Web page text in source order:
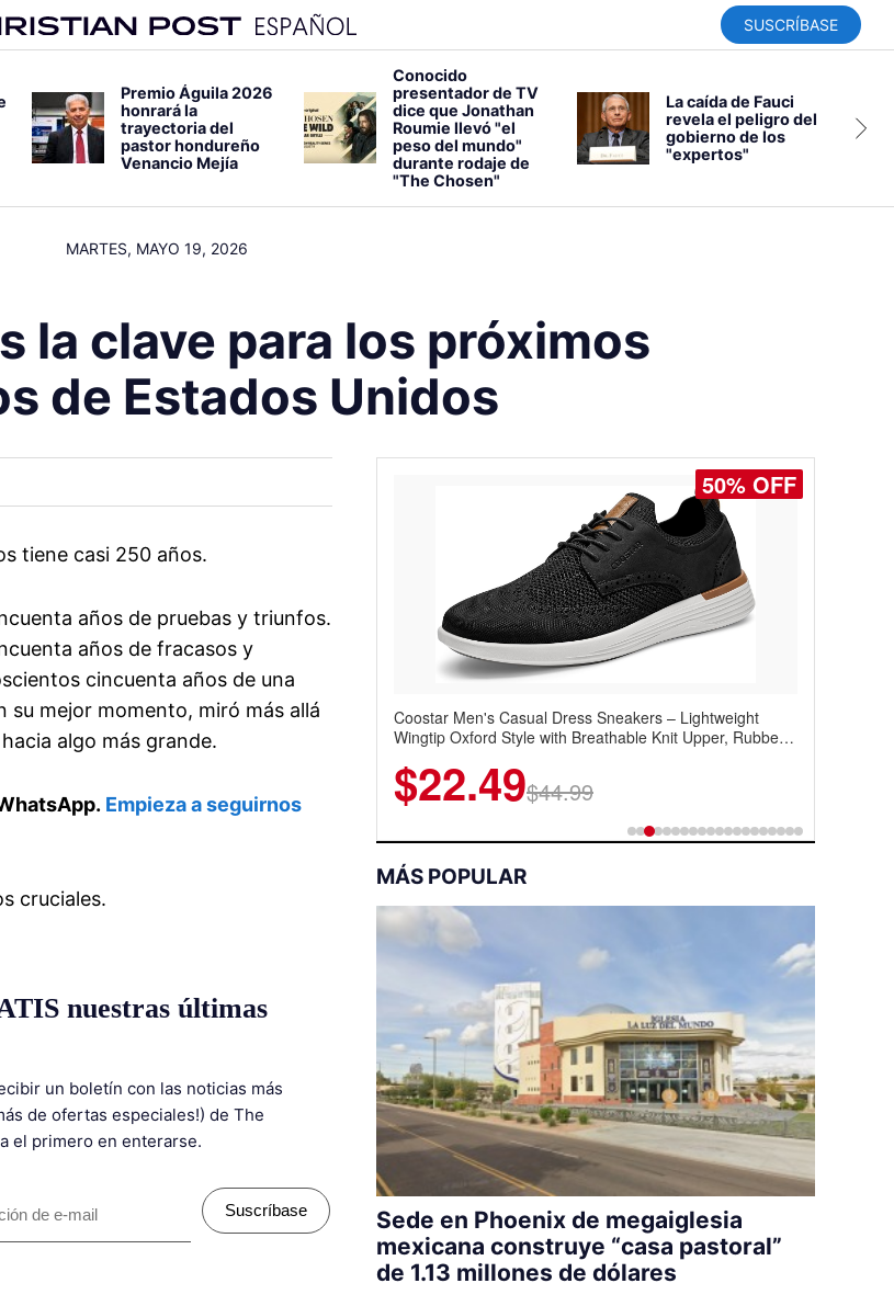
SUSCRÍBASE
Premio Águila 2026
honrará la
trayectoria del
pastor hondureño
Venancio Mejía
Conocido
presentador de TV
dice que Jonathan
Roumie llevó "el
peso del mundo"
durante rodaje de
"The Chosen"
La caída de Fauci
revela el peligro del
gobierno de los
"expertos"
MARTES, MAYO 19, 2026
la clave para los próximos
de Estados Unidos
tiene casi 250 años.
años de pruebas y triunfos.
años de fracasos y
cincuenta años de una
su mejor momento, miró más allá
algo más grande.
Empieza a seguirnos
cruciales.
nuestras últimas
un boletín con las noticias más
de ofertas especiales!) de The
el primero en enterarse.
Suscríbase
50% OFF
Coostar Men's Casual Dress Sneakers – Lightweight
Wingtip Oxford Style with Breathable Knit Upper, Rubber
$22.49$44.99
MÁS POPULAR
Sede en Phoenix de megaiglesia
mexicana construye “casa pastoral”
de 1.13 millones de dólares